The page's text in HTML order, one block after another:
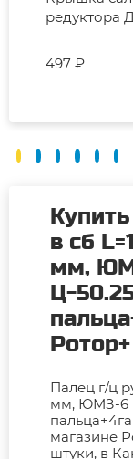
редуктора
497 ₽
в сб
мм,
Ц-
Ротор+
Палец г/ц
мм, ЮМЗ-6
магазине
штуки, в